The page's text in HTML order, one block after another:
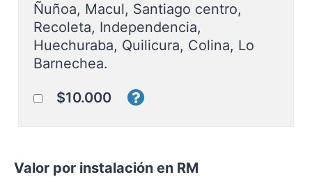
Ñuñoa, Macul, Santiago centro,
Recoleta, Independencia,
Huechuraba, Quilicura, Colina, Lo
Barnechea.
$10.000
Valor por instalación en RM